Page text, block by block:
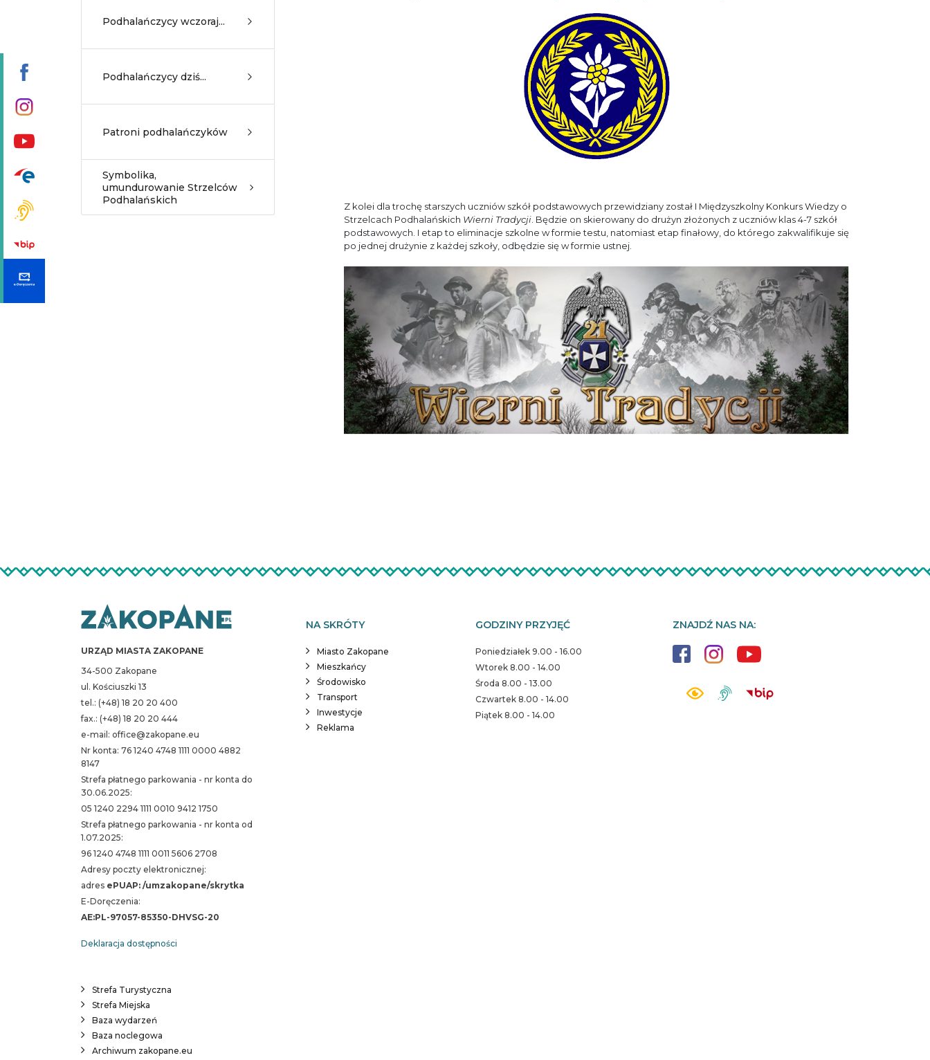
Podhalańczycy wczoraj...
Podhalańczycy dziś...
Patroni podhalańczyków
Symbolika,
umundurowanie Strzelców
Podhalańskich
Z kolei dla trochę starszych uczniów szkół podstawowych przewidziany został I Międzyszkolny Konkurs Wiedzy o
Strzelcach Podhalańskich Wierni Tradycji . Będzie on skierowany do drużyn złożonych z uczniów klas 4-7 szkół
podstawowych. I etap to eliminacje szkolne w formie testu, natomiast etap finałowy, do którego zakwalifikuje się
po jednej drużynie z każdej szkoły, odbędzie się w formie ustnej.
URZĄD MIASTA ZAKOPANE
34-500 Zakopane
ul. Kościuszki 13
tel.: (+48) 18 20 20 400
fax.: (+48) 18 20 20 444
e-mail: office@zakopane.eu
Nr konta: 76 1240 4748 1111 0000 4882
8147
Strefa płatnego parkowania - nr konta do
30.06.2025:
05 1240 2294 1111 0010 9412 1750
Strefa płatnego parkowania - nr konta od
1.07.2025:
96 1240 4748 1111 0011 5606 2708
Adresy poczty elektronicznej:
adres ePUAP: /umzakopane/skrytka
E-Doręczenia:
AE:PL-97057-85350-DHVSG-20
Deklaracja dostępności
Strefa Turystyczna
Strefa Miejska
Baza wydarzeń
Baza noclegowa
Archiwum zakopane.eu
NA SKRÓTY
Miasto Zakopane
Mieszkańcy
Środowisko
Transport
Inwestycje
Reklama
GODZINY PRZYJĘĆ
Poniedziałek 9.00 - 16.00
Wtorek 8.00 - 14.00
Środa 8.00 - 13.00
Czwartek 8.00 - 14.00
Piątek 8.00 - 14.00
ZNAJDŹ NAS NA: